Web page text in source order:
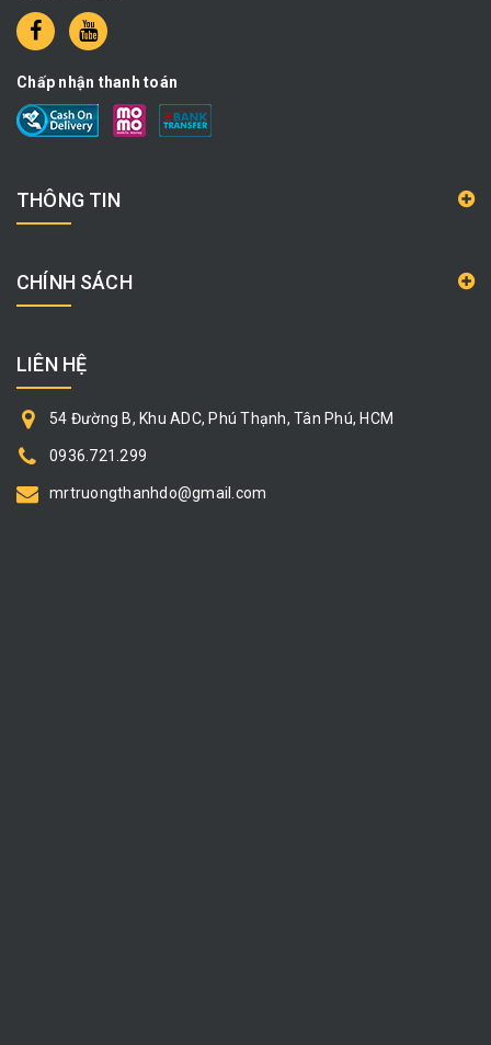
Chấp nhận thanh toán
THÔNG TIN
CHÍNH SÁCH
LIÊN HỆ
54 Đường B, Khu ADC, Phú Thạnh, Tân Phú, HCM
0936.721.299
mrtruongthanhdo@gmail.com